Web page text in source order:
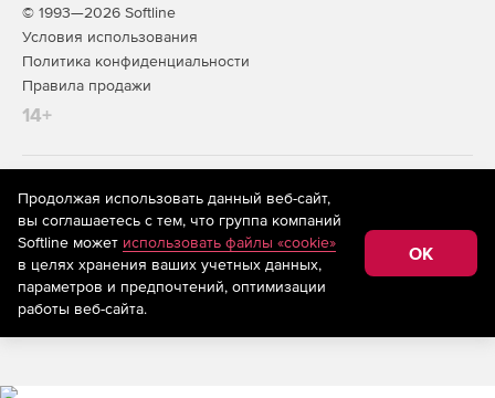
агентов, автономная работа агентов без связи с
сервером, кластеризация сервера управления и
поддержка кластерных конфигураций СУБД.
Соответствие регуляторным
Сертификация ФСТЭК России.
Сертификация ОАЦ Республики Беларусь.
© 1993—2026 Softline
Условия использования
Политика конфиденциальности
Правила продажи
14+
На информационном ресурсе store.softline.ru применяются
рекомендательные технологии
(информационные технологии
предоставления информации на основе сбора,
систематизации и анализа сведений, относящихся к
предпочтениям пользователей сети «Интернет»,
находящихся на территории Российской Федерации)
Продолжая использовать данный веб-сайт,
вы соглашаетесь с тем, что группа компаний
Softline может использовать файлы «cookie»
в целях хранения ваших учетных данных,
параметров и предпочтений, оптимизации
работы веб-сайта.
OK